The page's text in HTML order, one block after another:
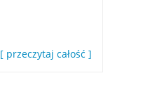
[ przeczytaj całość ]